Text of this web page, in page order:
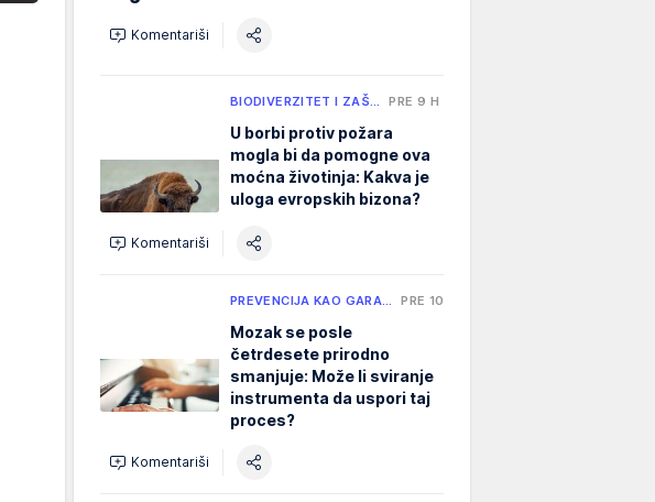
Komentariši
BIODIVERZITET I ZAŠ… PRE 9 H
U borbi protiv požara
mogla bi da pomogne ova
moćna životinja: Kakva je
uloga evropskih bizona?
Komentariši
PREVENCIJA KAO GARA… PRE 10 H
Mozak se posle
četrdesete prirodno
smanjuje: Može li sviranje
instrumenta da uspori taj
proces?
Komentariši